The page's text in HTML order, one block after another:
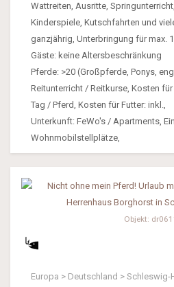
Wattreiten, Ausritte,
Kinderspiele, Kutschfahrten und
ganzjährig, Unterbringung für max.
Gäste: keine Altersbeschränkung
Pferde: >20 (Großpferde, Ponys,
Reitunterricht / Reitkurse, Kosten
Tag / Pferd, Kosten für Futter: inkl.,
Unterkunft: FeWo's / Apartments,
Wohnmobilstellplätze,
Objekt:
Europa > Deutschland >